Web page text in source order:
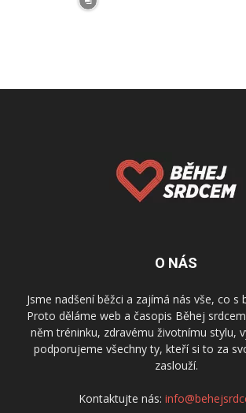
O NÁS
Jsme nadšení běžci a zajímá nás vše, co s
Proto děláme web a časopis Běhej
něm tréninku, zdravému životnímu stylu,
podporujeme všechny ty, kteří si to za
zaslouží.
Kontaktujte nás: